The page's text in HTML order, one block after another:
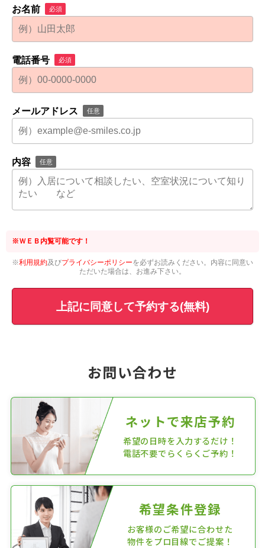
お名前 必須
電話番号 必須
メールアドレス 任意
内容 任意
※ＷＥＢ内覧可能です！
※利用規約及びプライバシーポリシーを必ずお読みください。内容に同意い
ただいた場合は、お進み下さい。
上記に同意して予約する(無料)
お問い合わせ
ネットで来店予約
希望の日時を入力するだけ！
電話不要でらくらくご予約！
希望条件登録
お客様のご希望に合わせた
物件をプロ目線でご提案！